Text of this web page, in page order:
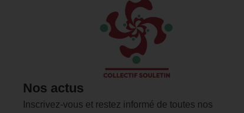
Nos actus
Inscrivez-vous et restez informé de toutes nos